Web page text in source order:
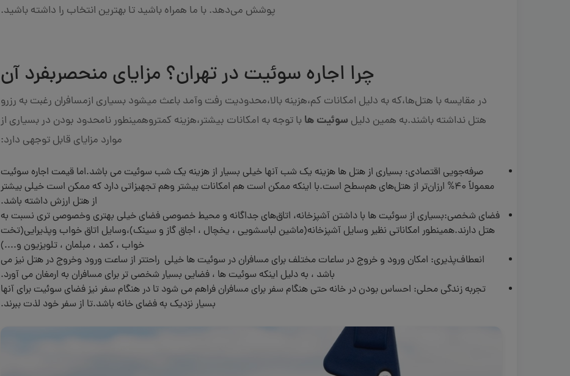
پوشش می‌دهد. با ما همراه باشید تا بهترین انتخاب را داشته باشید.
چرا اجاره سوئیت در تهران؟ مزایای منحصربفرد آن
در مقایسه با هتل‌ها،که به دلیل امکانات کم،هزینه بالا،محدودیت رفت وآمد باعث میشود بسیاری ازمسافران رغبت به رزرو
هتل نداشته باشند.به همین دلیل سوئیت هابا توجه به امکانات بیشتر،هزینه کمتروهمینطور نامحدود بودن در بسیاری از
موارد مزایای قابل توجهی دارد:
صرفه‌جویی اقتصادی: بسیاری از هتل ها هزینه یک شب آنها خیلی بسیار از هزینه یک شب سوئیت می باشد.اما قیمت اجاره سوئیت
معمولاً 40% ارزان‌تر از هتل‌های هم‌سطح است.با اینکه ممکن است هم امکانات بیشتر وهم تجهیزاتی دارد که ممکن است خیلی بیشتر
از هتل ارزش داشته باشد.
فضای شخصی:بسیاری از سوئیت ها با داشتن آشپزخانه، اتاق‌های جداگانه و محیط خصوصی فضای خیلی بهتری وخصوصی تری نسبت به
هتل دارند.همینطور امکاناتی نظیر وسایل آشپزخانه(ماشین لباسشویی ، یخچال ، اجاق گاز و سینک)،وسایل اتاق خواب وپذیرایی(تخت
خواب ، کمد ، مبلمان ، تلویزیون و....)
انعطاف‌پذیری: امکان ورود و خروج در ساعات مختلف برای مسافران در سوئیت ها خیلی راحتتر از ساعت ورود وخروج در هتل نیز می
باشد ، به دلیل اینکه سوئیت ها ، فضایی بسیار شخصی تر برای مسافران به ارمغان می آورد.
تجربه زندگی محلی: احساس بودن در خانه حتی هنگام سفر برای مسافران فراهم می شود تا در هنگام سفر نیز فضای سوئیت برای آنها
بسیار نزدیک به فضای خانه باشد.تا از سفر خود لذت ببرند.